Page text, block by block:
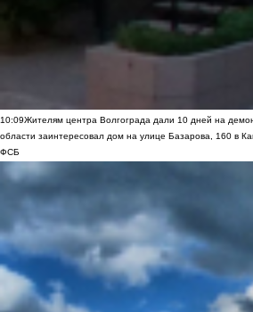
10:09Жителям центра Волгограда дали 10 дней на
области заинтересовал дом на улице Базарова, 160 в
ФСБ